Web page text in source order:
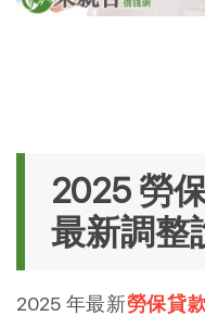
2025 勞
最新調整
2025 年最新勞保貸